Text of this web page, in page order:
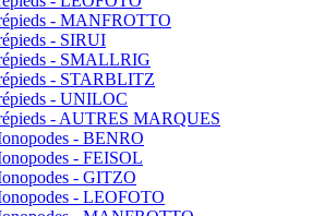
- MANFROTTO
- SIRUI
- SMALLRIG
- STARBLITZ
- UNILOC
- AUTRES MARQUES
- BENRO
- FEISOL
- GITZO
- LEOFOTO